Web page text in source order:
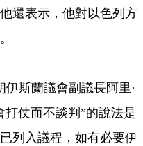
還表示，他對以色列方
斯蘭議會副議長阿里·
打仗而不談判”的說法是
列入議程，如有必要伊